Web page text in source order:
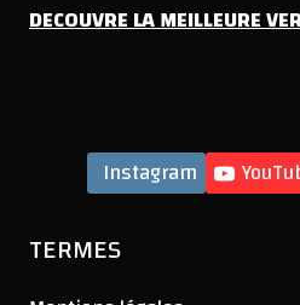
DECOUVRELAMEILLEURE
Instagram
TERMES